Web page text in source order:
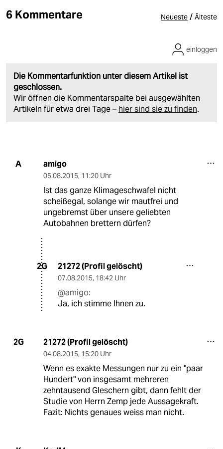
6 Kommentare Neueste / Älteste
Die Kommentarfunktion unter diesem Artikel ist
geschlossen.
Wir öffnen die Kommentarspalte bei ausgewählten
Artikeln für etwa drei Tage – hier sind sie zu finden.
einloggen
A amigo
05.08.2015, 11:20 Uhr
Ist das ganze Klimageschwafel nicht
scheißegal, solange wir mautfrei und
ungebremst über unsere geliebten
Autobahnen brettern dürfen?
2G 21272 (Profil gelöscht)
07.08.2015, 18:42 Uhr
@amigo:
Ja, ich stimme Ihnen zu.
2G 21272 (Profil gelöscht)
04.08.2015, 15:20 Uhr
Wenn es exakte Messungen nur zu ein "paar
Hundert" von insgesamt mehreren
zehntausend Gleschern gibt, dann fehlt der
Studie von Herrn Zemp jede Aussagekraft.
Fazit: Nichts genaues weiss man nicht.